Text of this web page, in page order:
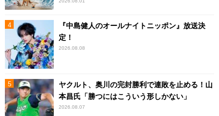
『中島健人のオールナイトニッポン』放送決
定！
2026.08.08
ヤクルト、奥川の完封勝利で連敗を止める！山
本昌氏「勝つにはこういう形しかない」
2026.08.07